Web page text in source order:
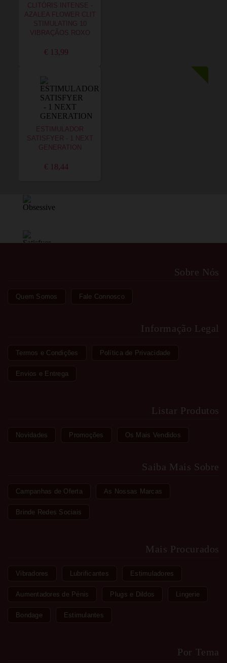
CLITÓRIS INTENSE -
AZALEA FLOWER CLIT
STIMULATING 10
VIBRAÇÃOS ROXO
€ 13,99
ESTIMULADOR
SATISFYER - 1 NEXT
GENERATION
€ 18,44
Sobre Nós
Quem Somos Fale Connosco
Informação Legal
Termos e Condições Política de Privacidade
Envios e Entrega
Listar Produtos
Novidades Promoções Os Mais Vendidos
Saiba Mais Sobre
Campanhas de Oferta As Nossas Marcas
Brinde Redes Sociais
Mais Procurados
Vibradores Lubrificantes Estimuladores
Aumentadores de Pénis Plugs e Dildos Lingerie
Bondage Estimulantes
Por Tema